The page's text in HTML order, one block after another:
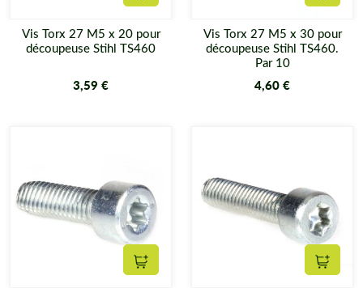
Ajouter au panier
Vis Torx 27 M5 x 20 pour
découpeuse Stihl TS460
3,59 €
Vis Torx 27 M5 x 30 pour
découpeuse Stihl TS460.
Par 10
4,60 €
Ajouter au panier